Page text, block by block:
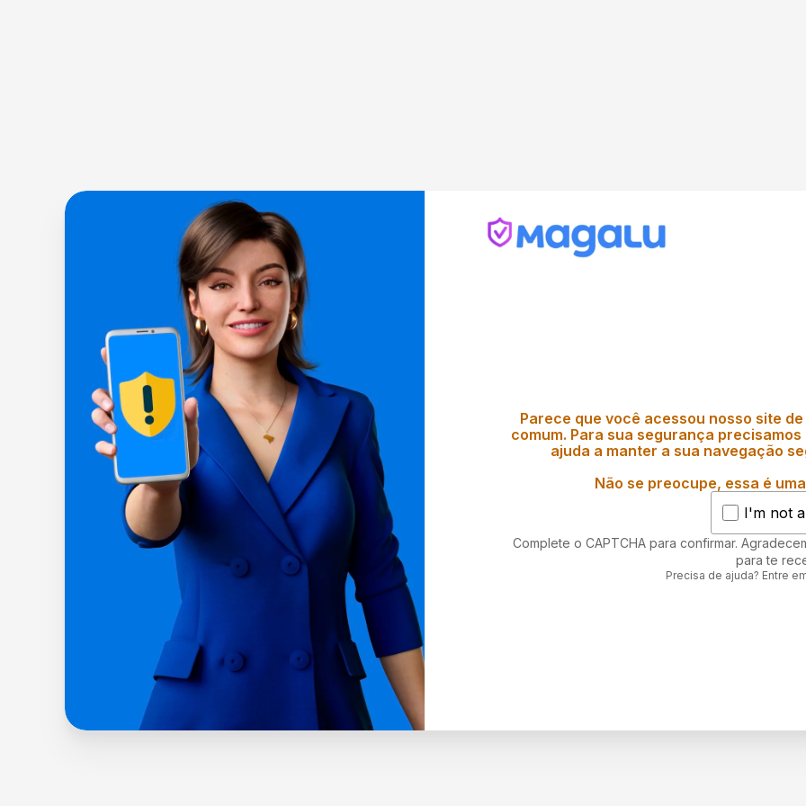
Parece que você acessou nosso site
comum. Para sua segurança
ajuda a manter a sua navegação
Não se preocupe, essa é
I'm not
Complete o CAPTCHA para confirmar.
para te
Precisa de ajuda? Entre